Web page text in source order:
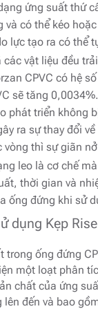
ứng suất thứ
và có thể kéo
lực tạo ra có thể
các vật liệu đều
CPVC có hệ
sẽ tăng
phát triển không
ra sự thay đổi
vòng thì sự giãn
leo là cơ chế
thời gian và
ống đứng khi sử
dụng Kẹp
ống đứng
một loạt phân
chất của ứng
đến và bao